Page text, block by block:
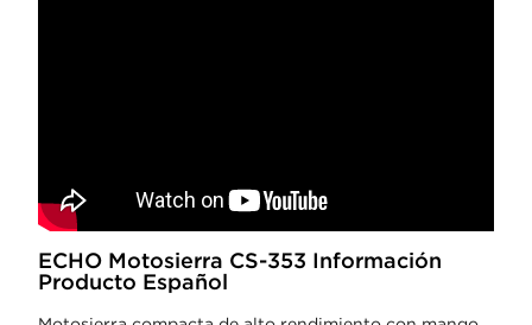
ECHO Motosierra CS-353 Información
Producto Español